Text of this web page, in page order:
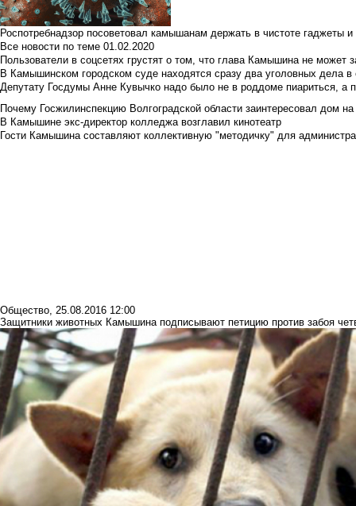
Роспотребнадзор посоветовал камышанам держать в чистоте гаджеты
Все новости по теме 01.02.2020
Пользователи в соцсетях грустят о том, что глава Камышина не может
В Камышинском городском суде находятся сразу два уголовных дела
Депутату Госдумы Анне Кувычко надо было не в роддоме пиариться, а
Почему Госжилинспекцию Волгоградской области заинтересовал дом
В Камышине экс-директор колледжа возглавил кинотеатр
Гости Камышина составляют коллективную "методичку" для
Общество, 25.08.2016 12:00
Защитники животных Камышина подписывают петицию против забоя